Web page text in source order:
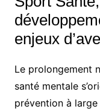
enjeux
Le prolongement
santé mentale
prévention à